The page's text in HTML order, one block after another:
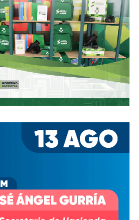
las señales de tránsito de la
mantenimiento, y luego dense una
banquetas que son
ciclovías intransitables, hay
los conductores no siguen el
todos la velocidad… en
la carrera, todos la van perdiendo |